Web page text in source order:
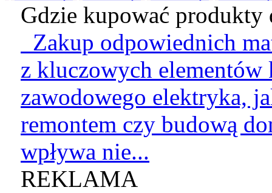
Gdzie kupować produkty
Zakup odpowiednich
z kluczowych
zawodowego elektryka,
remontem czy budową
wpływa nie...
REKLAMA